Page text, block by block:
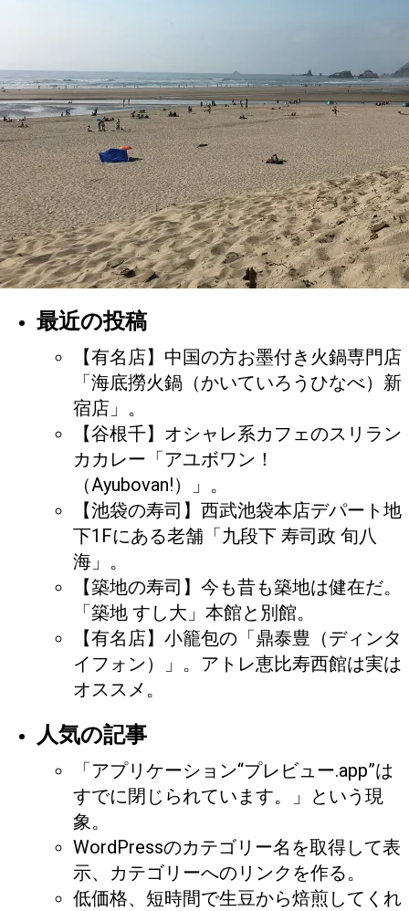
最近の投稿
【有名店】中国の方お墨付き火鍋専門店
「海底撈火鍋（かいていろうひなべ）新
宿店」。
【谷根千】オシャレ系カフェのスリラン
カカレー「アユボワン！
（Ayubovan!）」。
【池袋の寿司】西武池袋本店デパート地
下1Fにある老舗「九段下 寿司政 旬八
海」。
【築地の寿司】今も昔も築地は健在だ。
「築地 すし大」本館と別館。
【有名店】小籠包の「鼎泰豊（ディンタ
イフォン）」。アトレ恵比寿西館は実は
オススメ。
人気の記事
「アプリケーション“プレビュー.app”は
すでに閉じられています。」という現
象。
WordPressのカテゴリー名を取得して表
示、カテゴリーへのリンクを作る。
低価格、短時間で生豆から焙煎してくれ